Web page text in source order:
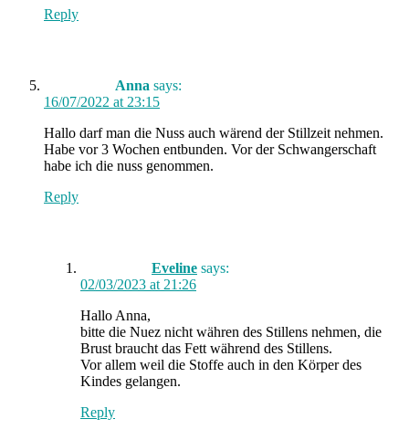
Reply
Anna says:
16/07/2022 at 23:15
Hallo darf man die Nuss auch wärend der Stillzeit nehmen.
Habe vor 3 Wochen entbunden. Vor der Schwangerschaft
habe ich die nuss genommen.
Reply
Eveline says:
02/03/2023 at 21:26
Hallo Anna,
bitte die Nuez nicht währen des Stillens nehmen, die
Brust braucht das Fett während des Stillens.
Vor allem weil die Stoffe auch in den Körper des
Kindes gelangen.
Reply